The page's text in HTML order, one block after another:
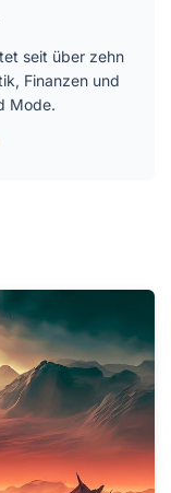
seit über zehn
Finanzen und
Mode.